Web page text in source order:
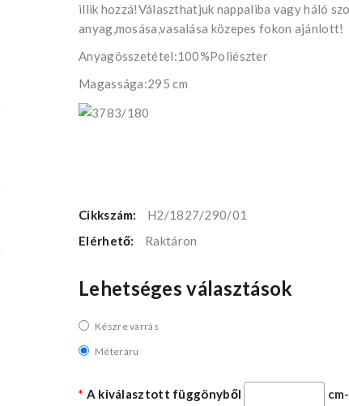
illik hozzá!Választhatjuk nappaliba vagy háló
anyag,mosása,vasalása közepes fokon ajánlott!
Anyagösszetétel:100%Poliészter
Magassága:295 cm
Cikkszám:
H2/1827/290/01
Elérhető:
Raktáron
Lehetséges választások
Készre varrás
Méteráru
A kiválasztott függönyből